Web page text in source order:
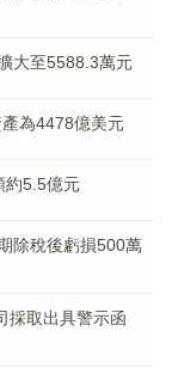
大至5588.3萬元
為4478億美元
約5.5億元
除稅後虧損500萬
採取出具警示函